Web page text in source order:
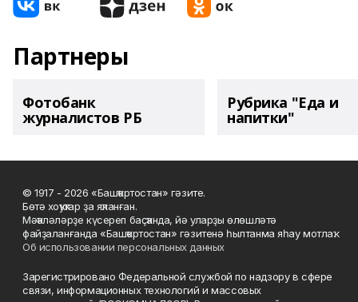
Партнеры
Фотобанк
журналистов РБ
Рубрика "Еда и
напитки"
© 1917 - 2026 «Башҡортостан» гәзите.
Бөтә хоҡуҡтар ҙа яҡланған.
Мәҡәләләрҙе күсереп баҫҡанда, йә уларҙы өлөшләтә
файҙаланғанда «Башҡортостан» гәзитенә һылтанма яһау мотлаҡ.
Об использовании персональных данных
Зарегистрировано Федеральной службой по надзору в сфере
связи, информационных технологий и массовых